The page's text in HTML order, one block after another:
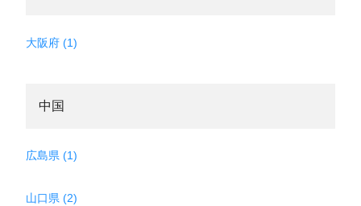
大阪府 (1)
中国
広島県 (1)
山口県 (2)